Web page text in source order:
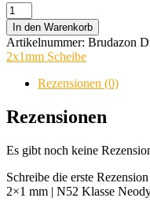
Brudazon
|
25
Scheibenmagnete
2x1
N52
Klasse
Magnete
Modellbau
Menge
In den Warenkorb
Artikelnummer: Brudazon
2x1mm Scheibe
Rezensionen (0)
Rezensionen
Es gibt noch keine
Schreibe die erste
2×1 mm | N52 Klasse